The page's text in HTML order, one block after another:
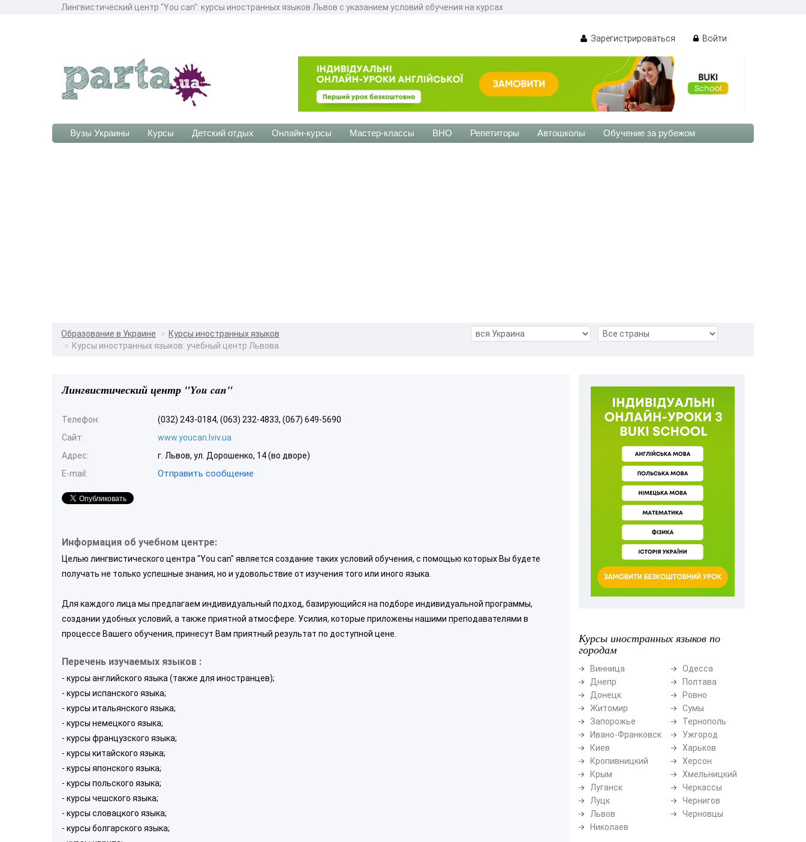
Лингвистический центр "You can": курсы иностранных языков Львов с указанием условий обучения на курсах
Зарегистрироваться Войти
Вузы Украины Курсы Детский отдых Онлайн-курсы Мастер-классы ВНО Репетиторы Автошколы Обучение за рубежом
Образование в Украине
Курсы иностранных языков
Курсы иностранных языков: учебный центр Львова
Лингвистический центр "You can"
Телефон:
(032) 243-0184, (063) 232-4833, (067) 649-5690
Сайт:
www.youcan.lviv.ua
Адрес:
г. Львов, ул. Дорошенко, 14 (во дворе)
E-mail:
Отправить сообщение
Информация об учебном центре:
Целью лингвистического центра "You can" является создание таких условий обучения, с помощью которых Вы будете
получать не только успешные знания, но и удовольствие от изучения того или иного языка.
Для каждого лица мы предлагаем индивидуальный подход, базирующийся на подборе индивидуальной программы,
создании удобных условий, а также приятной атмосфере. Усилия, которые приложены нашими преподавателями в
процессе Вашего обучения, принесут Вам приятный результат по доступной цене.
Перечень изучаемых языков :
- курсы английского языка (также для иностранцев);
- курсы испанского языка;
- курсы итальянского языка;
- курсы немецкого языка;
- курсы французского языка;
- курсы китайского языка;
- курсы японского языка;
- курсы польского языка;
- курсы чешского языка;
- курсы словацкого языка;
- курсы болгарского языка;
Курсы иностранных языков по
городам
Винница
Днепр
Донецк
Житомир
Запорожье
Ивано-Франковск
Киев
Кропивницкий
Крым
Луганск
Луцк
Львов
Николаев
Одесса
Полтава
Ровно
Сумы
Тернополь
Ужгород
Харьков
Херсон
Хмельницкий
Черкассы
Чернигов
Черновцы